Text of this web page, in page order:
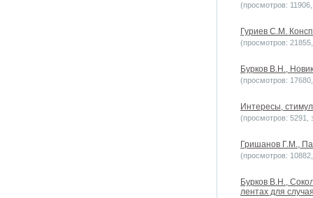
(просмотров:
Гуриев С.М.
(просмотров:
Бурков В.Н.,
(просмотров:
Интересы,
(просмотров: 5291,
Гришанов Г.М.,
(просмотров:
Бурков B.H.,
лентах для